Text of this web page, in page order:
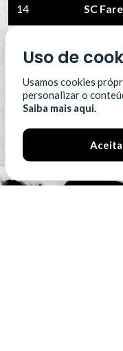
14 SC
16 Benfica
Uso de
Usamos cookies
personalizar o
Saiba mais aqui.